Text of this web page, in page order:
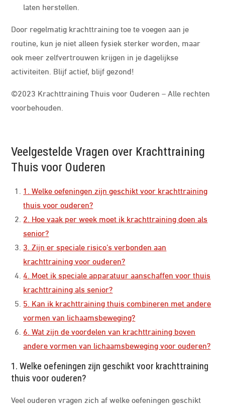
laten herstellen.
Door regelmatig krachttraining toe te voegen aan je
routine, kun je niet alleen fysiek sterker worden, maar
ook meer zelfvertrouwen krijgen in je dagelijkse
activiteiten. Blijf actief, blijf gezond!
©2023 Krachttraining Thuis voor Ouderen – Alle rechten
voorbehouden.
Veelgestelde Vragen over Krachttraining
Thuis voor Ouderen
1. Welke oefeningen zijn geschikt voor krachttraining
thuis voor ouderen?
2. Hoe vaak per week moet ik krachttraining doen als
senior?
3. Zijn er speciale risico’s verbonden aan
krachttraining voor ouderen?
4. Moet ik speciale apparatuur aanschaffen voor thuis
krachttraining als senior?
5. Kan ik krachttraining thuis combineren met andere
vormen van lichaamsbeweging?
6. Wat zijn de voordelen van krachttraining boven
andere vormen van lichaamsbeweging voor ouderen?
1. Welke oefeningen zijn geschikt voor krachttraining
thuis voor ouderen?
Veel ouderen vragen zich af welke oefeningen geschikt